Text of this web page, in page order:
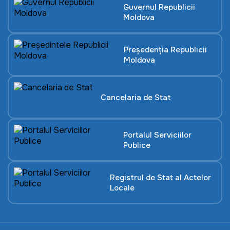
Guvernul Republicii
Moldova
Președenția Republicii
Moldova
Cancelaria de Stat
Portalul Serviciilor
Publice
Registrul de Stat al Actelor
Locale